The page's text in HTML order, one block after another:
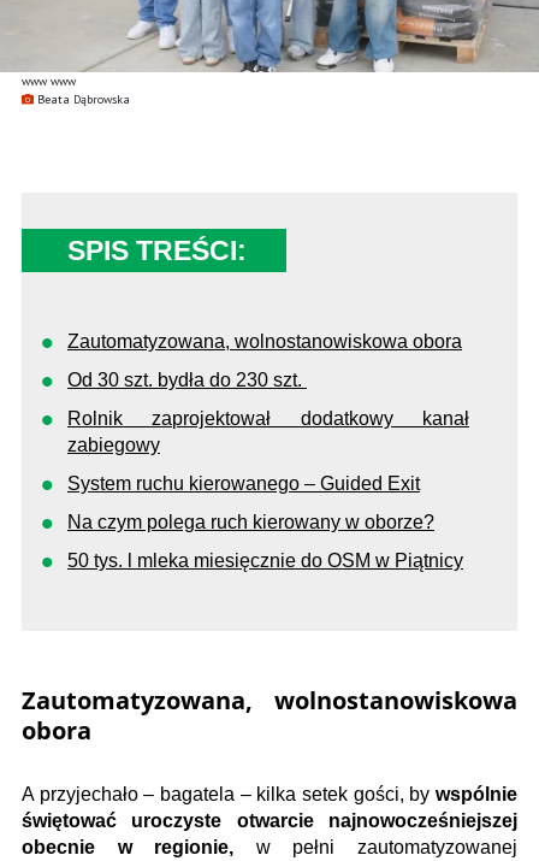
www www
Beata Dąbrowska
SPIS TREŚCI:
Zautomatyzowana, wolnostanowiskowa obora
Od 30 szt. bydła do 230 szt.
Rolnik zaprojektował dodatkowy kanał
zabiegowy
System ruchu kierowanego – Guided Exit
Na czym polega ruch kierowany w oborze?
50 tys. l mleka miesięcznie do OSM w Piątnicy
Zautomatyzowana, wolnostanowiskowa
obora
A przyjechało – bagatela – kilka setek gości, by wspólnie
świętować uroczyste otwarcie najnowocześniejszej
obecnie w regionie, w pełni zautomatyzowanej